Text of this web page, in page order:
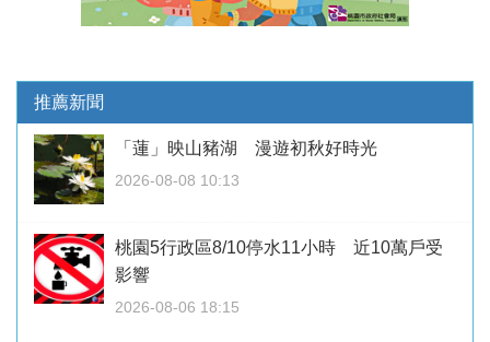
推薦新聞
「蓮」映山豬湖 漫遊初秋好時光
2026-08-08 10:13
桃園5行政區8/10停水11小時 近10萬戶受
影響
2026-08-06 18:15